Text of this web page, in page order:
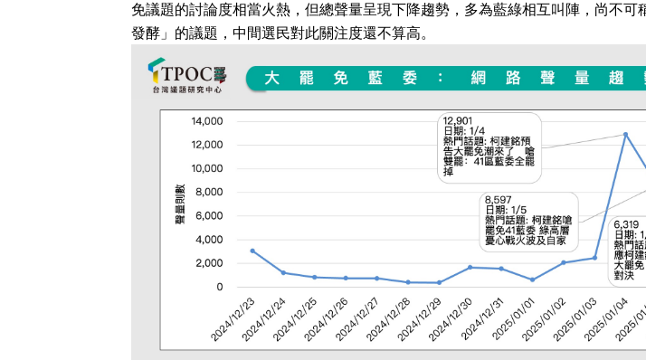
免議題的討論度相當火熱，但總聲量呈現下降趨勢，多為藍綠相互叫陣，尚不可
發酵」的議題，中間選民對此關注度還不算高。